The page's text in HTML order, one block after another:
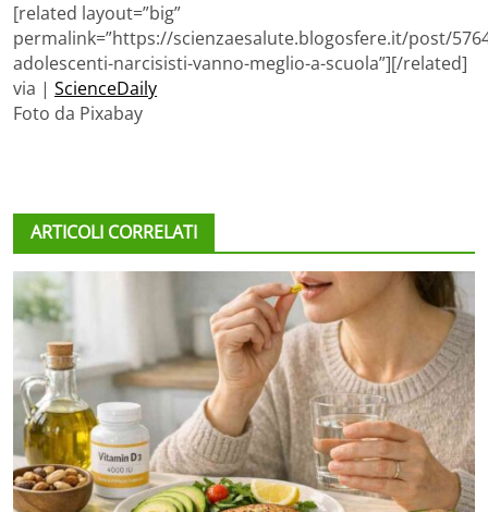
[related layout=”big”
permalink=”https://scienzaesalute.blogosfere.it/post/
adolescenti-narcisisti-vanno-meglio-a-scuola”][/related]
via | ScienceDaily
Foto da Pixabay
ARTICOLI CORRELATI